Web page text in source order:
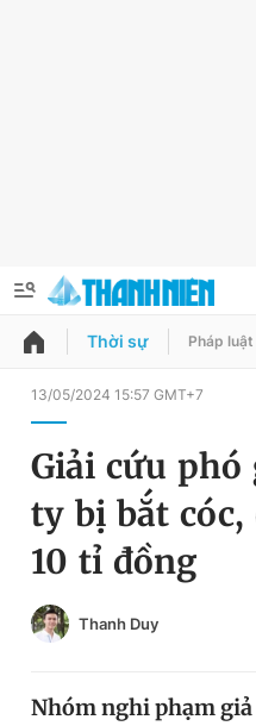
QUẢNG CÁO
Chuyên mục
Chuyên mục khác
Chào ngày mới
Đổi mật khẩu
Tin đã lưu
Thời sự Pháp luật
13/05/2024 15:57 GMT+7
Giải cứu phó
ty bị bắt
10 tỉ đồng
Thanh Duy
Nhóm nghi phạm